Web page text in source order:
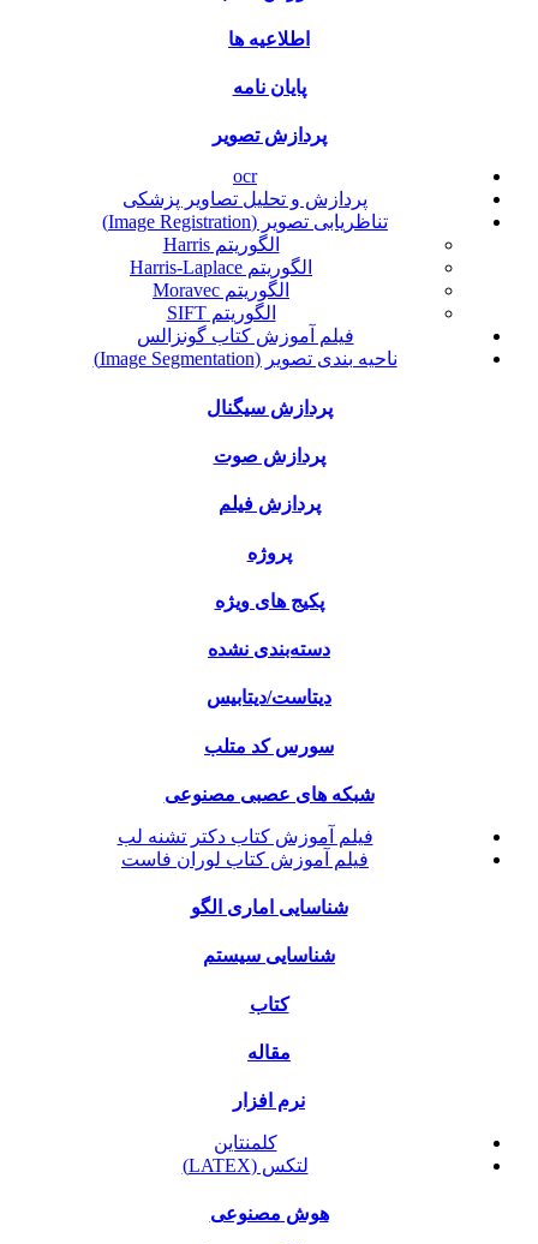
اطلاعیه ها
پایان نامه
پردازش تصویر
ocr
پردازش و تحلیل تصاویر پزشکی
تناظریابی تصویر (Image Registration)
الگوریتم Harris
الگوریتم Harris-Laplace
الگوریتم Moravec
الگوریتم SIFT
فیلم آموزش کتاب گونزالس
ناحیه بندی تصویر (Image Segmentation)
پردازش سیگنال
پردازش صوت
پردازش فیلم
پروژه
پکیج های ویژه
دسته‌بندی نشده
دیتاست/دیتابیس
سورس کد متلب
شبکه های عصبی مصنوعی
فیلم آموزش کتاب دکتر تشنه لب
فیلم آموزش کتاب لوران فاست
شناسایی اماری الگو
شناسایی سیستم
کتاب
مقاله
نرم افزار
کلمنتاین
لتکس (LATEX)
هوش مصنوعی